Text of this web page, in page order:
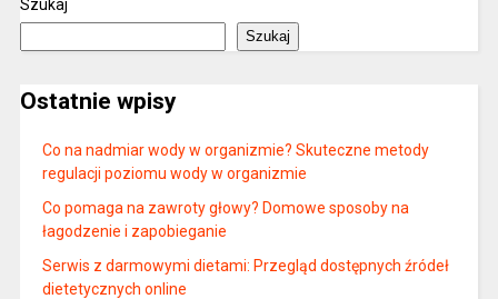
Szukaj
Szukaj
Ostatnie wpisy
Co na nadmiar wody w organizmie? Skuteczne metody
regulacji poziomu wody w organizmie
Co pomaga na zawroty głowy? Domowe sposoby na
łagodzenie i zapobieganie
Serwis z darmowymi dietami: Przegląd dostępnych źródeł
dietetycznych online